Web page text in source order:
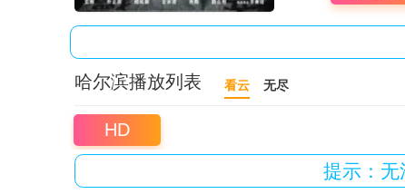
哈尔滨播放列表 看云 无尽
HD
提示：无